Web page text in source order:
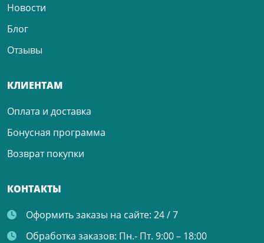
Новости
Блог
Отзывы
КЛИЕНТАМ
Оплата и доставка
Бонусная программа
Возврат покупки
КОНТАКТЫ
Оформить заказы на сайте: 24 / 7
Обработка заказов: Пн.- Пт. 9:00 – 18:00